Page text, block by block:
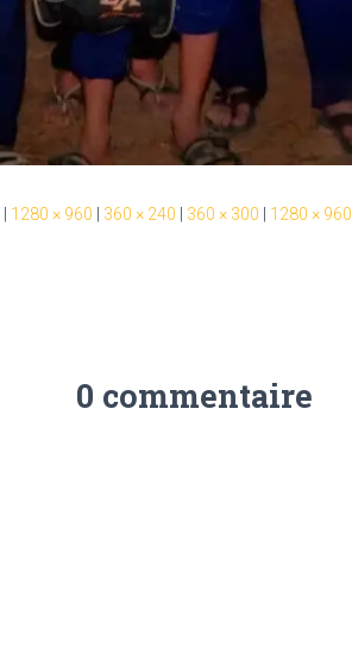
1280 × 960 360 × 240 360 × 300 1280 × 960
0 commentaire